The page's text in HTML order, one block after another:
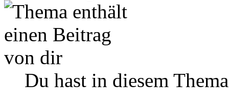
Du hast in diesem